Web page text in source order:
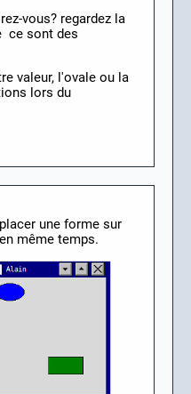
vous? regardez la
ce sont des
valeur, l'ovale ou la
lors du
une forme sur
même temps.